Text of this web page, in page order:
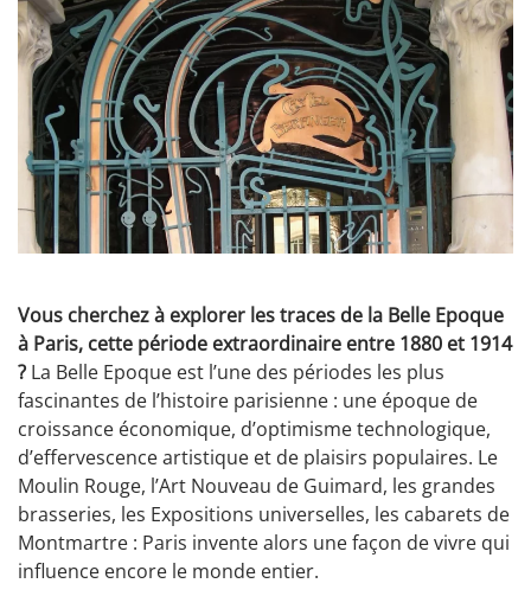
Vous cherchez à explorer les traces de la Belle Epoque
à Paris, cette période extraordinaire entre 1880 et 1914
? La Belle Epoque est l’une des périodes les plus
fascinantes de l’histoire parisienne : une époque de
croissance économique, d’optimisme technologique,
d’effervescence artistique et de plaisirs populaires. Le
Moulin Rouge, l’Art Nouveau de Guimard, les grandes
brasseries, les Expositions universelles, les cabarets de
Montmartre : Paris invente alors une façon de vivre qui
influence encore le monde entier.